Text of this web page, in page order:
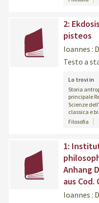
2:
pisteos
Ioannes :
Testo a
Lo trovi in
Storia
principale
Scienze
classica e
Filosofia
1:
Anhang
aus Cod.
Ioannes :